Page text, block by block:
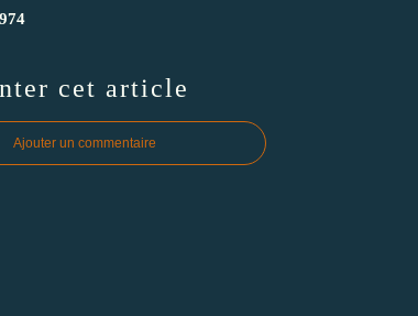
cet article
Ajouter un commentaire